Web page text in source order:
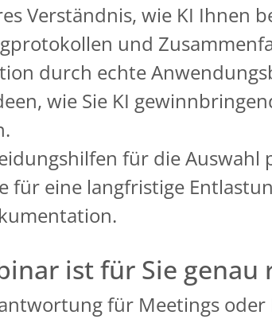
Verständnis, wie KI Ihnen
und
durch echte
wie Sie KI
für die Auswahl
für eine langfristige
ist für Sie
für Meetings